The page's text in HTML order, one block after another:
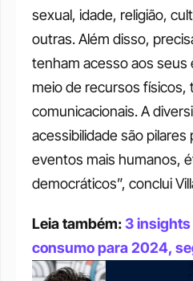
sexual, idade, religião,
outras. Além disso,
tenham acesso aos seus
meio de recursos físicos,
comunicacionais. A
acessibilidade são
eventos mais humanos,
democráticos”, conclui
Leia também: 3 insights
consumo para 2024,